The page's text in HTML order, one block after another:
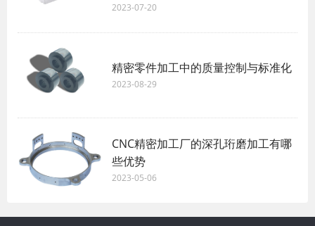
2023-07-20
精密零件加工中的质量控制与标准化
2023-08-29
CNC精密加工厂的深孔珩磨加工有哪
些优势
2023-05-06